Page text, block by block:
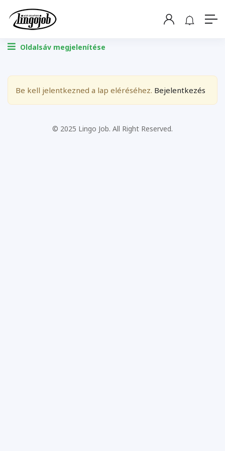
Oldalsáv megjelenítése
Be kell jelentkezned a lap eléréséhez. Bejelentkezés
© 2025 Lingo Job. All Right Reserved.